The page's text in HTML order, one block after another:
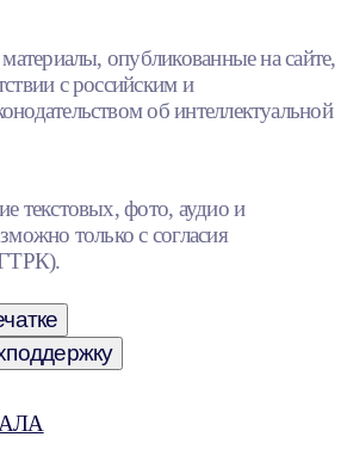
опубликованные на сайте,
с российским и
об интеллектуальной
текстовых, фото, аудио и
только с согласия